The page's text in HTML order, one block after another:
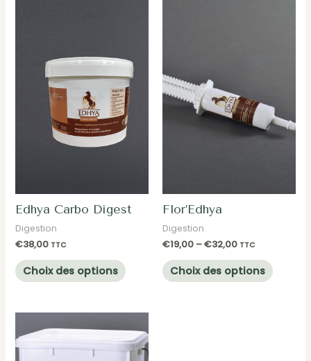
Edhya Carbo Digest
Digestion
€38,00 TTC
Choix des options
variations.
Les
Flor’Edhya
Digestion
€19,00 –€32,00 TTC
Choix des options